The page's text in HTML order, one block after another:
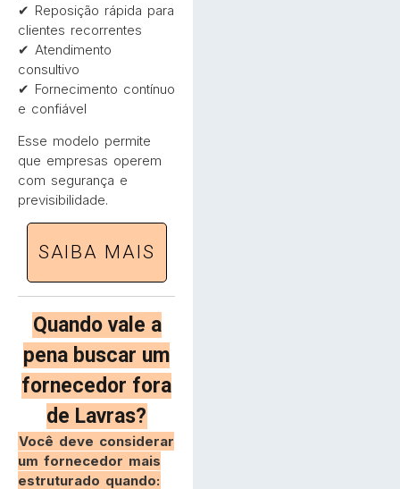
✔ Reposição rápida para
clientes recorrentes
✔ Atendimento
consultivo
✔ Fornecimento contínuo
e confiável
Esse modelo permite
que empresas operem
com segurança e
previsibilidade.
SAIBA MAIS
Quando vale a
pena buscar um
fornecedor fora
de Lavras?
Você deve considerar
um fornecedor mais
estruturado quando: